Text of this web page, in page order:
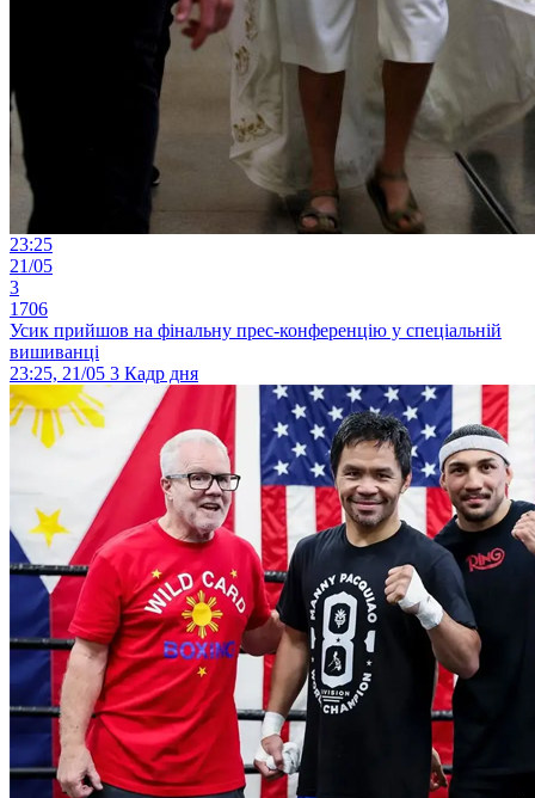
23:25
21/05
3
1706
Усик прийшов на фінальну прес-конференцію у спеціальній
вишиванці
23:25, 21/05 3 Кадр дня